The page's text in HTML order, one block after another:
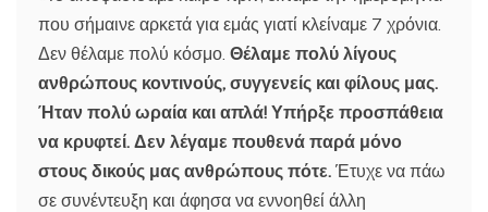
που σήμαινε αρκετά για εμάς γιατί κλείναμε 7 χρόνια.
Δεν θέλαμε πολύ κόσμο. Θέλαμε πολύ λίγους
ανθρώπους κοντινούς, συγγενείς και φίλους μας.
Ήταν πολύ ωραία και απλά! Υπήρξε προσπάθεια
να κρυφτεί. Δεν λέγαμε πουθενά παρά μόνο
στους δικούς μας ανθρώπους πότε. Έτυχε να πάω
σε συνέντευξη και άφησα να εννοηθεί άλλη